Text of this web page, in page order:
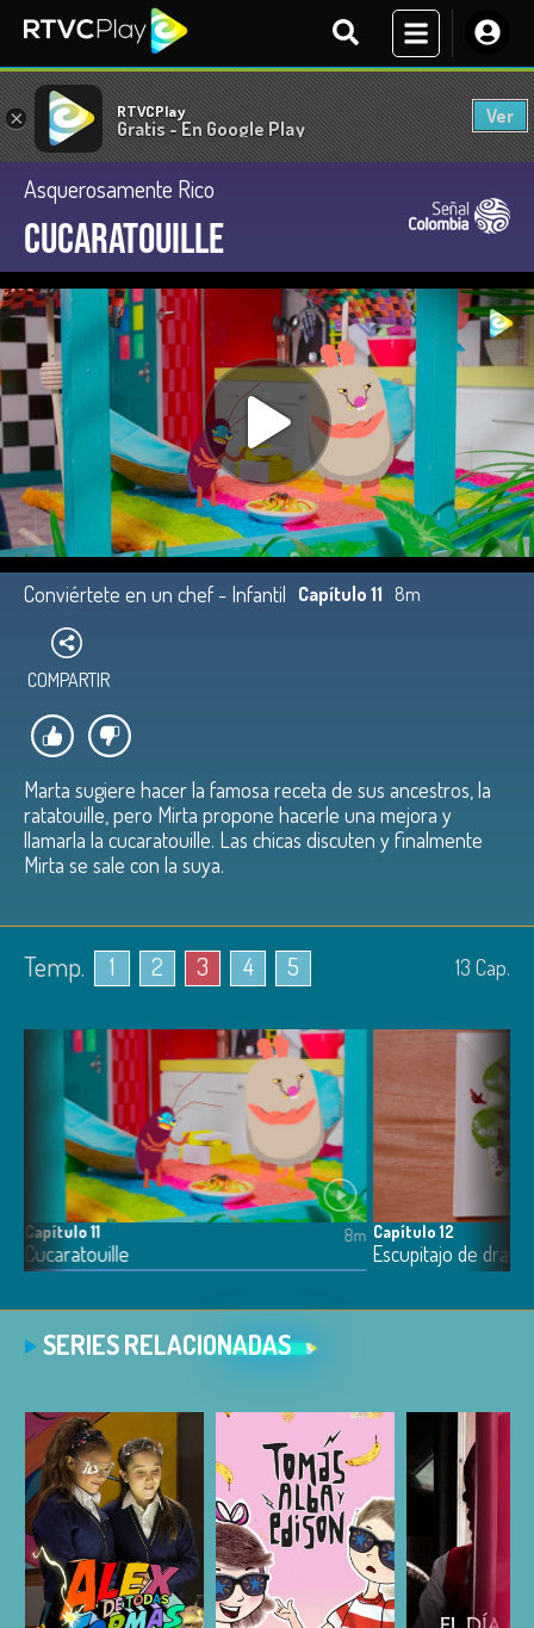
× RTVCPlay
Gratis - En Google Play
Ver
Asquerosamente Rico
Cucaratouille
Conviértete en un chef - Infantil Capítulo 11 8m
COMPARTIR
Marta sugiere hacer la famosa receta de sus ancestros, la
ratatouille, pero Mirta propone hacerle una mejora y
llamarla la cucaratouille. Las chicas discuten y finalmente
Mirta se sale con la suya.
Temp. 1 2 3 4 5 13 Cap.
Capítulo 11
Cucaratouille
8m Capítulo 12
Escupitajo de
SERIES RELACIONADAS